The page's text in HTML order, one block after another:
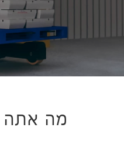
מה אתה